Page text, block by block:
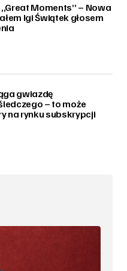
Moments” – Nowa
Igi Świątek głosem
gwiazdę
– to może
na rynku subskrypcji